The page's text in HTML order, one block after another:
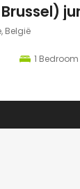
België
1 Bedroom